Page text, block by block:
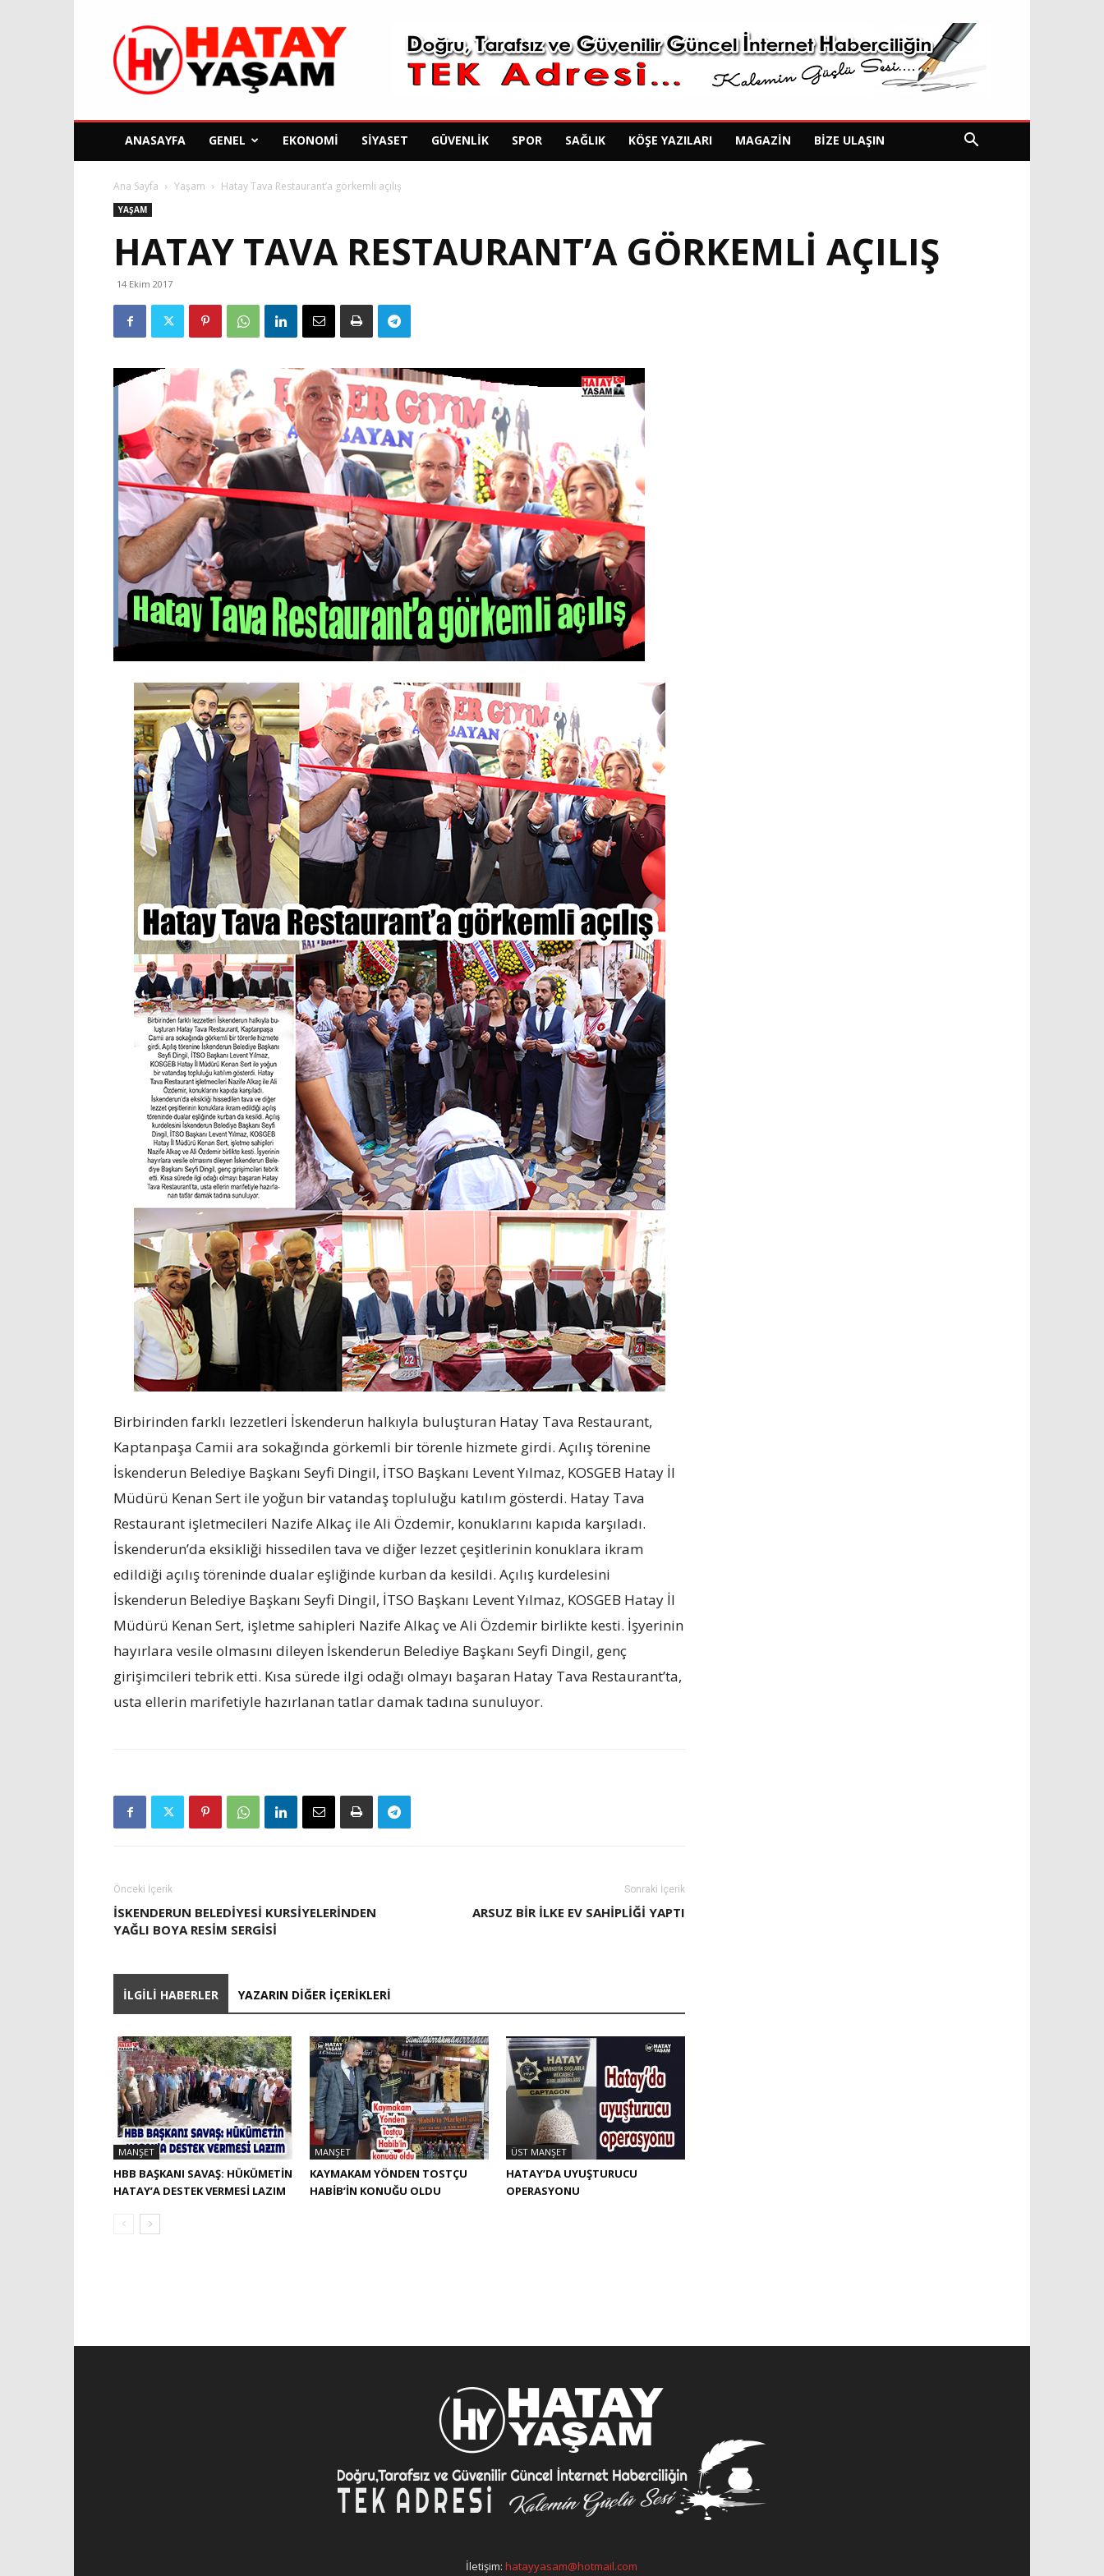
Hatay
Yaşam
Gazetesi
ANASAYFA GENEL EKONOMI SIYASET GÜVENLIK SPOR SAĞLIK KÖŞE YAZILARI MAGAZIN BIZE ULAŞIN
Ana Sayfa Yaşam Hatay Tava Restaurant’a görkemli açılış
YAŞAM
HATAY TAVA RESTAURANT’A GÖRKEMLI AÇILIŞ
14 Ekim 2017
Birbirinden farklı lezzetleri İskenderun halkıyla buluşturan Hatay Tava Restaurant,
Kaptanpaşa Camii ara sokağında görkemli bir törenle hizmete girdi. Açılış törenine
İskenderun Belediye Başkanı Seyfi Dingil, İTSO Başkanı Levent Yılmaz, KOSGEB Hatay İl
Müdürü Kenan Sert ile yoğun bir vatandaş topluluğu katılım gösterdi. Hatay Tava
Restaurant işletmecileri Nazife Alkaç ile Ali Özdemir, konuklarını kapıda karşıladı.
İskenderun’da eksikliği hissedilen tava ve diğer lezzet çeşitlerinin konuklara ikram
edildiği açılış töreninde dualar eşliğinde kurban da kesildi. Açılış kurdelesini
İskenderun Belediye Başkanı Seyfi Dingil, İTSO Başkanı Levent Yılmaz, KOSGEB Hatay İl
Müdürü Kenan Sert, işletme sahipleri Nazife Alkaç ve Ali Özdemir birlikte kesti. İşyerinin
hayırlara vesile olmasını dileyen İskenderun Belediye Başkanı Seyfi Dingil, genç
girişimcileri tebrik etti. Kısa sürede ilgi odağı olmayı başaran Hatay Tava Restaurant’ta,
usta ellerin marifetiyle hazırlanan tatlar damak tadına sunuluyor.
Önceki İçerik
İSKENDERUN BELEDİYESİ KURSİYELERİNDEN
YAĞLI BOYA RESİM SERGİSİ
Sonraki İçerik
ARSUZ BIR İLKE EV SAHIPLIĞI YAPTI
İLGILI HABERLER YAZARIN DIĞER İÇERIKLERI
MANŞET
HBB BAŞKANI SAVAŞ: HÜKÜMETİN
HATAY’A DESTEK VERMESİ LAZIM
MANŞET
KAYMAKAM YÖNDEN TOSTÇU
HABIB’IN KONUĞU OLDU
ÜST MANŞET
HATAY’DA UYUŞTURUCU
OPERASYONU
İletişim:hatayyasam@hotmail.com